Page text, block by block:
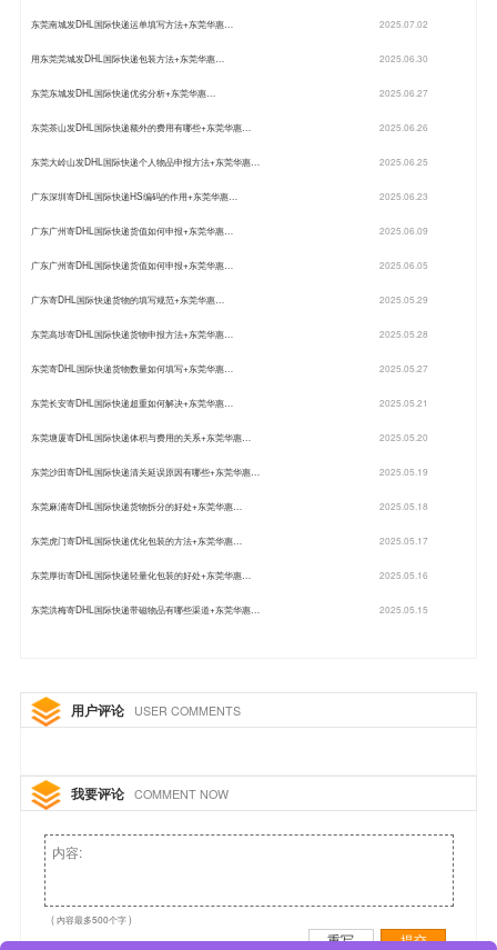
东莞南城发DHL国际快递运单填写方法+东莞华惠… 2025.07.02
用东莞莞城发DHL国际快递包装方法+东莞华惠… 2025.06.30
东莞东城发DHL国际快递优劣分析+东莞华惠… 2025.06.27
东莞茶山发DHL国际快递额外的费用有哪些+东莞华惠… 2025.06.26
东莞大岭山发DHL国际快递个人物品申报方法+东莞华惠… 2025.06.25
广东深圳寄DHL国际快递HS编码的作用+东莞华惠… 2025.06.23
广东广州寄DHL国际快递货值如何申报+东莞华惠… 2025.06.09
广东广州寄DHL国际快递货值如何申报+东莞华惠… 2025.06.05
广东寄DHL国际快递货物的填写规范+东莞华惠… 2025.05.29
东莞高埗寄DHL国际快递货物申报方法+东莞华惠… 2025.05.28
东莞寄DHL国际快递货物数量如何填写+东莞华惠… 2025.05.27
东莞长安寄DHL国际快递超重如何解决+东莞华惠… 2025.05.21
东莞塘厦寄DHL国际快递体积与费用的关系+东莞华惠… 2025.05.20
东莞沙田寄DHL国际快递清关延误原因有哪些+东莞华惠… 2025.05.19
东莞麻涌寄DHL国际快递货物拆分的好处+东莞华惠… 2025.05.18
东莞虎门寄DHL国际快递优化包装的方法+东莞华惠… 2025.05.17
东莞厚街寄DHL国际快递轻量化包装的好处+东莞华惠… 2025.05.16
东莞洪梅寄DHL国际快递带磁物品有哪些渠道+东莞华惠… 2025.05.15
用户评论 USER COMMENTS
我要评论 COMMENT NOW
( 内容最多500个字 )
重写 提交